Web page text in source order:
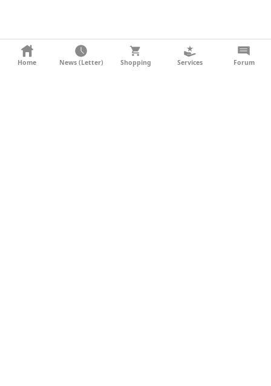
KONTAKT
Home News (Letter) Shopping Services Forum